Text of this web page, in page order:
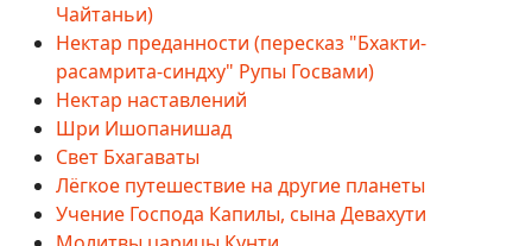
Чайтаньи)
Нектар преданности (пересказ "Бхакти-
расамрита-синдху" Рупы Госвами)
Нектар наставлений
Шри Ишопанишад
Свет Бхагаваты
Лёгкое путешествие на другие планеты
Учение Господа Капилы, сына Девахути